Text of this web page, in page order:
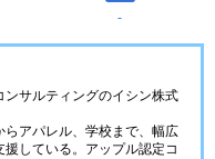
-
ンサルティングのイシン株式
アパレル、学校まで、幅広
している。アップル認定コ